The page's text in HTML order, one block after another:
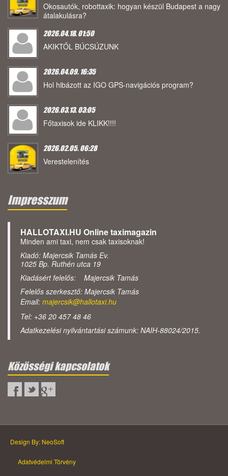
Okosautók, robottaxik: hogyan készül Budapest a nagy
átalakulásra?
2026.04.18. 01:50
AKIKTŐL BÚCSÚZUNK
2026.04.09. 16:35
Hol hibázott az IGO GPS-navigációs program?
2026.03.13. 03:05
Főtaxisok ide KLIKK!!!!
2026.02.05. 06:28
Verestelenítés
Impresszum
HALLOTAXI.HU Online taximagazin
Minden ami taxi, nem csak taxisoknak!
Kiadó: Majercsik Tamás Ev.
1025 Bp. Ruthén utca 19
Kiadásért felelős: Majercsik Tamás
Felelős szerkesztő: Majercsik Tamás
Email: majercsik@hallotaxi.hu
Tel: +36 20 457 48 46
Adatkezelési nyilvántartási számunk: NAIH-88024/2015.
Közösségi kapcsolatok
Design By: NeoSoft
Adatvédelmi Törvény